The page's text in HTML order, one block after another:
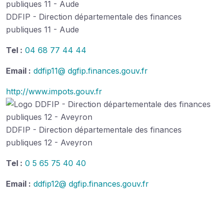
DDFIP - Direction départementale des finances
publiques 11 - Aude
Tel : 04 68 77 44 44
Email : ddfip11@ dgfip.finances.gouv.fr
http://www.impots.gouv.fr
DDFIP - Direction départementale des finances
publiques 12 - Aveyron
Tel : 0 5 65 75 40 40
Email : ddfip12@ dgfip.finances.gouv.fr